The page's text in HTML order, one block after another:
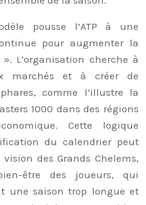
pousse l’ATP à une
pour augmenter la
L’organisation cherche à
marchés et à créer de
comme l’illustre la
1000 dans des régions
Cette logique
du calendrier peut
des Grands Chelems,
être des joueurs, qui
une saison trop longue et